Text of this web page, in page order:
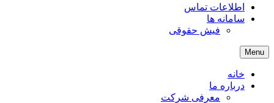
اطلاعات تماس
سامانه ها
فیش حقوقی
Menu
خانه
درباره ما
معرفی شرکت